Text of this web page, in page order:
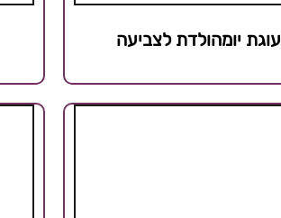
עוגת יומהולדת לצביעה